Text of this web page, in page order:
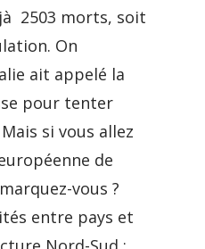
2503 morts, soit
On
ait appelé la
pour tenter
si vous allez
de
vous ?
entre pays et